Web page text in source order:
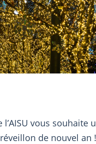
l’AISU vous souhaite
de nouvel an !